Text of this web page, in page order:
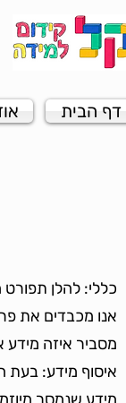
דף הבית
כללי: להלן
אנו מכבדים את
מסביר איזה מידע
איסוף מידע: בעת